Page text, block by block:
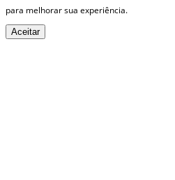
para melhorar sua experiência.
Aceitar